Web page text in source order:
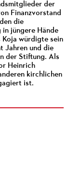
der
Finanzvorstand
die
jüngere Hände
Koja würdigte sein
Jahren und die
der Stiftung. Als
Heinrich
kirchlichen
ist.